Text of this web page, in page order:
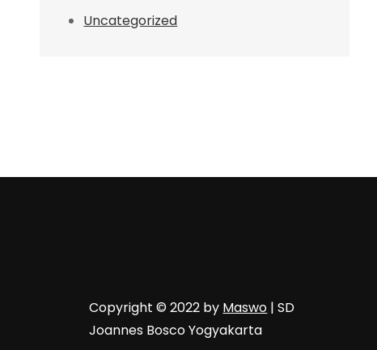
Uncategorized
Copyright © 2022 by Maswo | SD
Joannes Bosco Yogyakarta